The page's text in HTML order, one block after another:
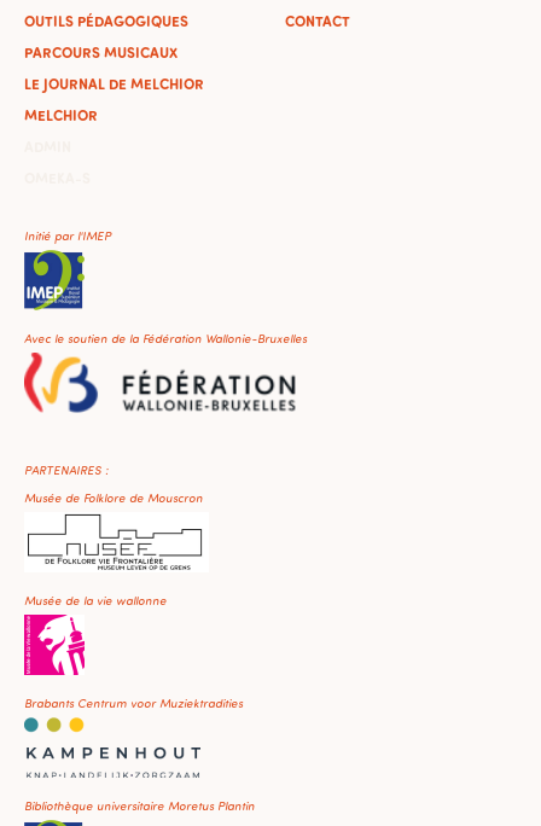
OUTILS PÉDAGOGIQUES
PARCOURS MUSICAUX
LE JOURNAL DE MELCHIOR
MELCHIOR
CONTACT
Initié par l'IMEP
Avec le soutien de la Fédération Wallonie-Bruxelles
PARTENAIRES :
Musée de Folklore de Mouscron
Musée de la vie wallonne
Brabants Centrum voor Muziektradities
Bibliothèque universitaire Moretus Plantin